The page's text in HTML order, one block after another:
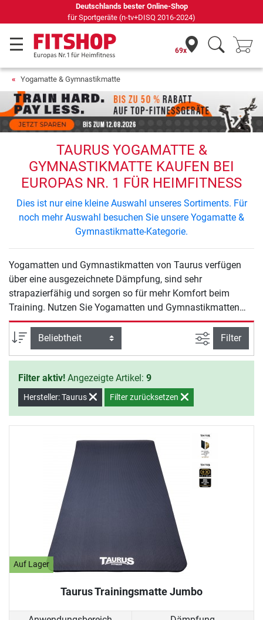
Deutschlands bester Online-Shop
für Sportgeräte (n-tv+DISQ 2016-2024)
69x
Yogamatte & Gymnastikmatte
TAURUS YOGAMATTE &
GYMNASTIKMATTE KAUFEN BEI
EUROPAS NR. 1 FÜR HEIMFITNESS
Dies ist nur eine kleine Auswahl unseres Sortiments. Für
noch mehr Auswahl besuchen Sie unsere Yogamatte &
Gymnastikmatte-Kategorie.
Yogamatten und Gymnastikmatten von Taurus verfügen
über eine ausgezeichnete Dämpfung, sind sehr
strapazierfähig und sorgen so für mehr Komfort beim
Training. Nutzen Sie Yogamatten und Gymnastikmatten
von Taurus, um beispielsweise Ihr nächstes Functional
Training, Bodyweight-Workout oder Ausdauereinheiten
durchzuführen.
Sortierung Ansicht
Filter
Filter aktiv! Angezeigte Artikel: 9
Hersteller: Taurus Filter zurücksetzen
Auf Lager
Taurus Trainingsmatte Jumbo